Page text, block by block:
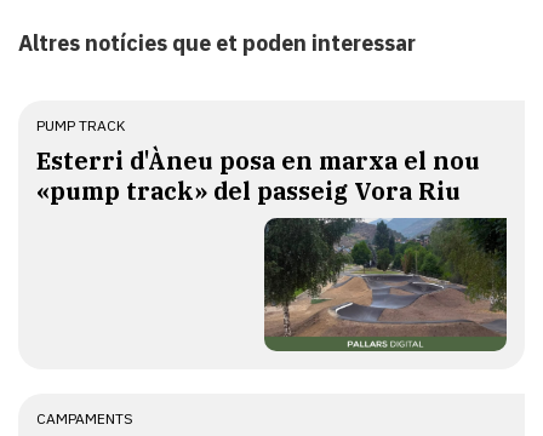
Altres notícies que et poden interessar
PUMP TRACK
Esterri d'Àneu posa en marxa el nou
«pump track» del passeig Vora Riu
CAMPAMENTS